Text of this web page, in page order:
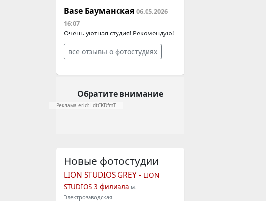
Base Бауманская 06.05.2026
16:07
Очень уютная студия! Рекомендую!
все отзывы о фотостудиях
Обратите внимание
Реклама erid: LdtCKDfmT
Новые фотостудии
LION STUDIOS GREY - LION
STUDIOS 3 филиала м.
Электрозаводская